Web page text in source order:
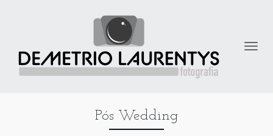
Pós Wedding